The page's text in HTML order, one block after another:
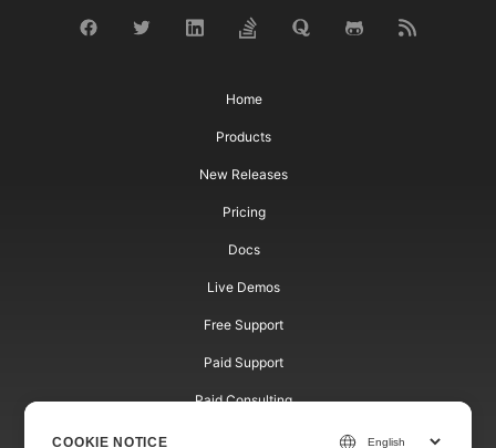
Home
Products
New Releases
Pricing
Docs
Live Demos
Free Support
Paid Support
Paid Consulting
COOKIE NOTICE